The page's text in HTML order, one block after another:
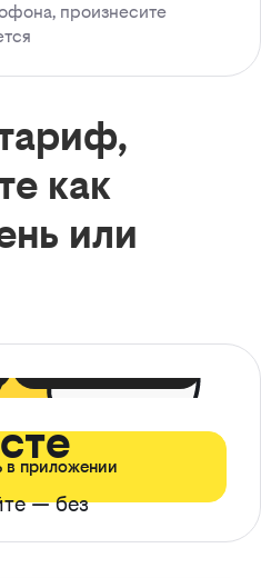
произнесите
как
или
— без
в приложении